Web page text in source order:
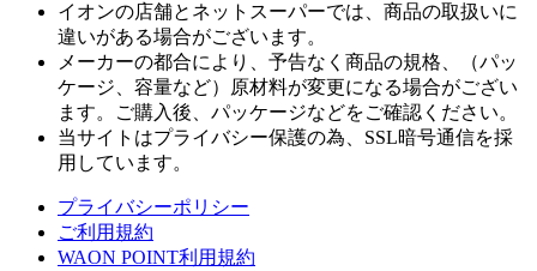
イオンの店舗とネットスーパーでは、商品の取扱いに
違いがある場合がございます。
メーカーの都合により、予告なく商品の規格、（パッ
ケージ、容量など）原材料が変更になる場合がござい
ます。ご購入後、パッケージなどをご確認ください。
当サイトはプライバシー保護の為、SSL暗号通信を採
用しています。
プライバシーポリシー
ご利用規約
WAON POINT利用規約